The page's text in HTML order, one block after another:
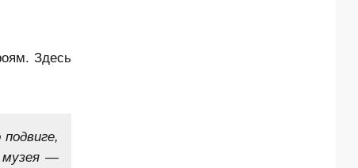
Здесь
музея —